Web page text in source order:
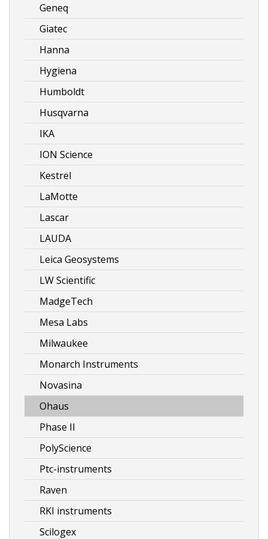
Geneq
Giatec
Hanna
Hygiena
Humboldt
Husqvarna
IKA
ION Science
Kestrel
LaMotte
Lascar
LAUDA
Leica Geosystems
LW Scientific
MadgeTech
Mesa Labs
Milwaukee
Monarch Instruments
Novasina
Ohaus
Phase II
PolyScience
Ptc-instruments
Raven
RKI instruments
Scilogex